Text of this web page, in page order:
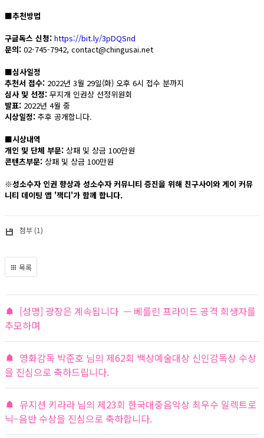
■추천방법
구글독스 신청: https://bit.ly/3pDQSnd
문의: 02-745-7942, contact@chingusai.net
■심사일정
추천서 접수: 2022년 3월 29일(화) 오후 6시 접수 분까지
심사 및 선정: 무지개 인권상 선정위원회
발표: 2022년 4월 중
시상일정: 추후 공개합니다.
■시상내역
개인 및 단체 부문: 상패 및 상금 100만원
콘텐츠부문: 상패 및 상금 100만원
※성소수자 인권 향상과 성소수자 커뮤니티 증진을 위해 친구사이와 게이 커뮤
니티 데이팅 앱 '잭디'가 함께 합니다.
첨부 (1)
목록
[성명] 광장은 계속됩니다 — 베를린 프라이드 공격 희생자를
추모하며
영화감독 박준호 님의 제62회 백상예술대상 신인감독상 수상
을 진심으로 축하드립니다.
뮤지션 키라라 님의 제23회 한국대중음악상 최우수 일렉트로
닉–음반 수상을 진심으로 축하합니다.